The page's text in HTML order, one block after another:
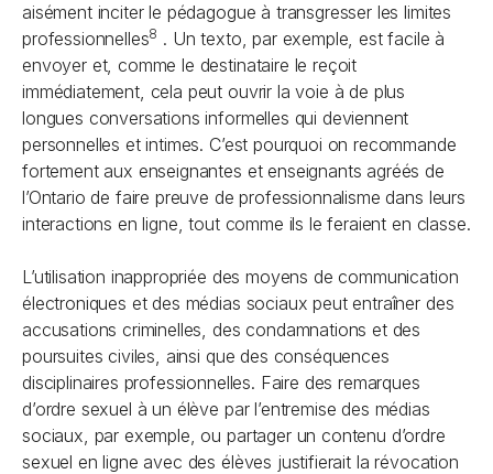
aisément inciter le pédagogue à transgresser les limites
professionnelles8 . Un texto, par exemple, est facile à
envoyer et, comme le destinataire le reçoit
immédiatement, cela peut ouvrir la voie à de plus
longues conversations informelles qui deviennent
personnelles et intimes. C’est pourquoi on recommande
fortement aux enseignantes et enseignants agréés de
l’Ontario de faire preuve de professionnalisme dans leurs
interactions en ligne, tout comme ils le feraient en classe.
L’utilisation inappropriée des moyens de communication
électroniques et des médias sociaux peut entraîner des
accusations criminelles, des condamnations et des
poursuites civiles, ainsi que des conséquences
disciplinaires professionnelles. Faire des remarques
d’ordre sexuel à un élève par l’entremise des médias
sociaux, par exemple, ou partager un contenu d’ordre
sexuel en ligne avec des élèves justifierait la révocation